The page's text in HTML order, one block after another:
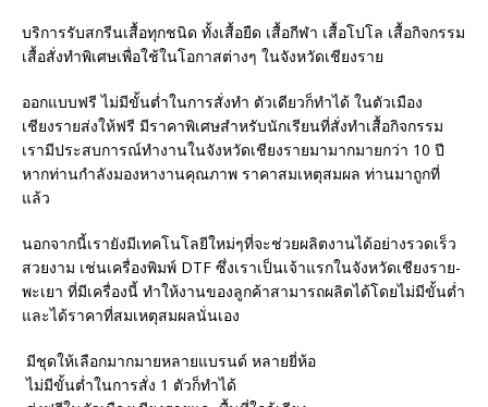
บริการรับสกรีนเสื้อทุกชนิด ทั้งเสื้อยืด เสื้อกีฬา เสื้อโปโล เสื้อกิจกรรม
เสื้อสั่งทำพิเศษเพื่อใช้ในโอกาสต่างๆ ในจังหวัดเชียงราย
ออกแบบฟรี ไม่มีขั้นต่ำในการสั่งทำ ตัวเดียวก็ทำได้ ในตัวเมือง
เชียงรายส่งให้ฟรี มีราคาพิเศษสำหรับนักเรียนที่สั่งทำเสื้อกิจกรรม
เรามีประสบการณ์ทำงานในจังหวัดเชียงรายมามากมายกว่า 10 ปี
หากท่านกำลังมองหางานคุณภาพ ราคาสมเหตุสมผล ท่านมาถูกที่
แล้ว
นอกจากนี้เรายังมีเทคโนโลยีใหม่ๆที่จะช่วยผลิตงานได้อย่างรวดเร็ว
สวยงาม เช่นเครื่องพิมพ์ DTF ซึ่งเราเป็นเจ้าแรกในจังหวัดเชียงราย-
พะเยา ที่มีเครื่องนี้ ทำให้งานของลูกค้าสามารถผลิตได้โดยไม่มีขั้นต่ำ
และได้ราคาที่สมเหตุสมผลนั่นเอง
มีชุดให้เลือกมากมายหลายแบรนด์ หลายยี่ห้อ
ไม่มีขั้นต่ำในการสั่ง 1 ตัวก็ทำได้